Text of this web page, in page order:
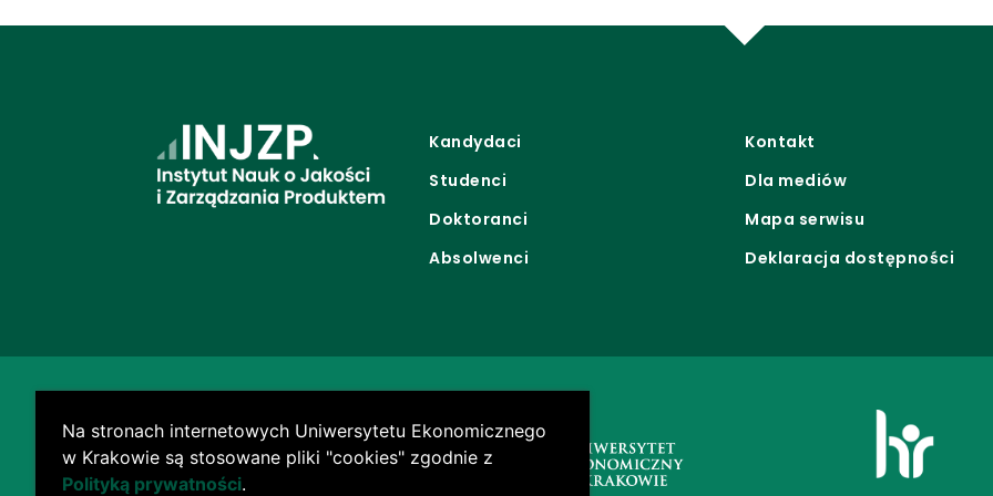
Kandydaci
Studenci
Doktoranci
Absolwenci
Kontakt
Dla mediów
Mapa serwisu
Deklaracja dostępności
Na stronach internetowych Uniwersytetu Ekonomicznego
w Krakowie są stosowane pliki "cookies" zgodnie z
Polityką prywatności.